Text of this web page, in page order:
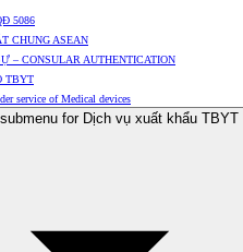
5086
CHUNG ASEAN
– CONSULAR AUTHENTICATION
TBYT
service of Medical devices
for Dịch vụ xuất khẩu TBYT